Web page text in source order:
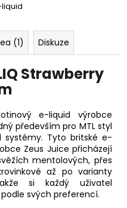
liquid
(1) Diskuze
Strawberry
e-liquid výrobce
především pro MTLstyl
systémy. Tyto britské e-
Zeus Juice přicházejí
mentolových, přes
až po varianty
si každý uživatel
svých preferencí.